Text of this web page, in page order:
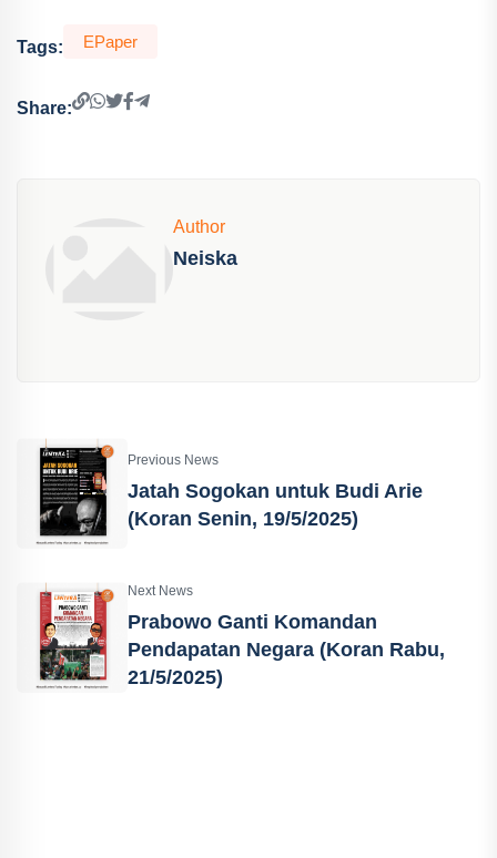
Tags: EPaper
Share:
Author
Neiska
Previous News
Jatah Sogokan untuk Budi Arie
(Koran Senin, 19/5/2025)
Next News
Prabowo Ganti Komandan
Pendapatan Negara (Koran Rabu,
21/5/2025)